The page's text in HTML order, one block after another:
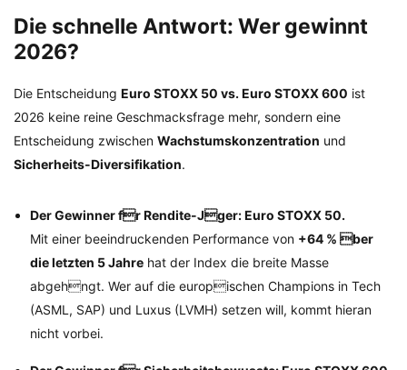
Die schnelle Antwort: Wer gewinnt
2026?
Die Entscheidung Euro STOXX 50 vs. Euro STOXX 600 ist
2026 keine reine Geschmacksfrage mehr, sondern eine
Entscheidung zwischen Wachstumskonzentration und
Sicherheits-Diversifikation.
Der Gewinner fr Rendite-Jger: Euro STOXX 50.
Mit einer beeindruckenden Performance von +64 % ber
die letzten 5 Jahre hat der Index die breite Masse
abgehngt. Wer auf die europischen Champions in Tech
(ASML, SAP) und Luxus (LVMH) setzen will, kommt hieran
nicht vorbei.